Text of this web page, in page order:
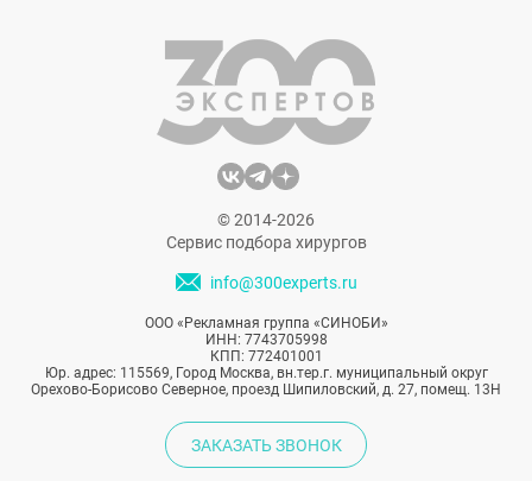
Рассказываем о том, как прошла
операция.
© 2014-2026
Сервис подбора хирургов
info@300experts.ru
ООО «Рекламная группа «СИНОБИ»
ИНН: 7743705998
КПП: 772401001
Юр. адрес: 115569, Город Москва, вн.тер.г. муниципальный округ
Орехово-Борисово Северное, проезд Шипиловский, д. 27, помещ. 13Н
ЗАКАЗАТЬ ЗВОНОК